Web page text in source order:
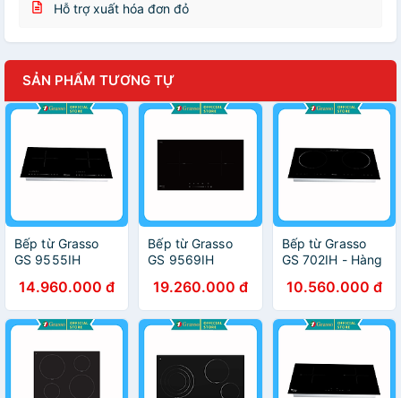
Hỗ trợ xuất hóa đơn đỏ
SẢN PHẨM TƯƠNG TỰ
Bếp từ Grasso
GS 9555IH
Malaysia) - Hàng
chính hãng
14.960.000 đ
Bếp từ Grasso
GS 9569IH
Malaysia) - Hàng
chính hãng
19.260.000 đ
Bếp từ Grasso
GS 702IH - Hàng
10.560.000 đ